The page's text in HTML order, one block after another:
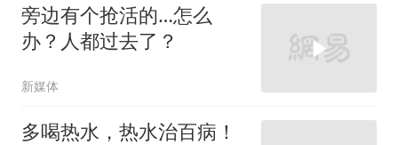
旁边有个抢活的…怎么
办？人都过去了？
新媒体
多喝热水，热水治百病！